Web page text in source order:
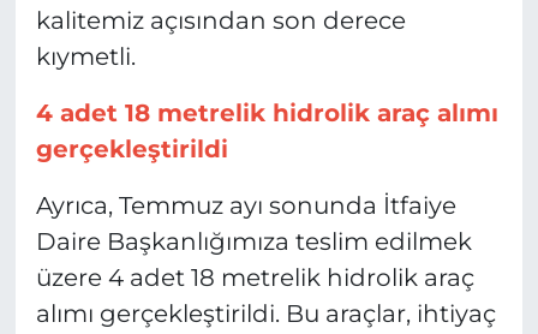
kalitemiz açısından son derece
kıymetli.
4 adet 18 metrelik hidrolik araç alımı
gerçekleştirildi
Ayrıca, Temmuz ayı sonunda İtfaiye
Daire Başkanlığımıza teslim edilmek
üzere 4 adet 18 metrelik hidrolik araç
alımı gerçekleştirildi. Bu araçlar, ihtiyaç